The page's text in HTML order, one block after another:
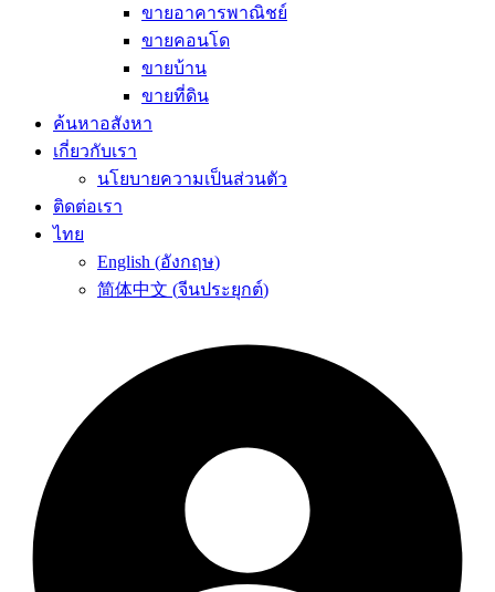
ขายอาคารพาณิชย์
ขายคอนโด
ขายบ้าน
ขายที่ดิน
ค้นหาอสังหา
เกี่ยวกับเรา
นโยบายความเป็นส่วนตัว
ติดต่อเรา
ไทย
English (อังกฤษ)
简体中文 (จีนประยุกต์)